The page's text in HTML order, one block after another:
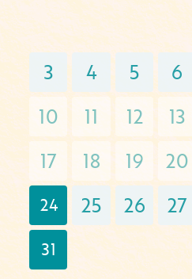
3
4 5 6
10
11 12 13
17
18 19 20
24 25 26 27
31